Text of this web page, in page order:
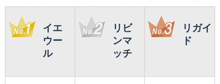
イエ
ウー
ル
リビ
ンマ
ッチ
リガイ
ド